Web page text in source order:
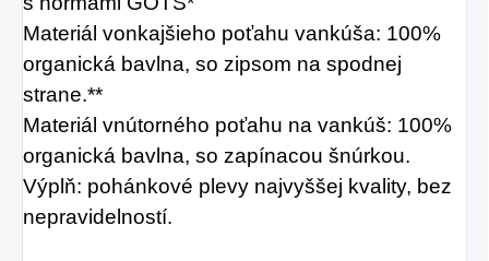
Materiál vonkajšieho poťahu vankúša: 100%
organická bavlna, so zipsom na spodnej
strane.**
Materiál vnútorného poťahu na vankúš: 100%
organická bavlna, so zapínacou šnúrkou.
Výplň: pohánkové plevy najvyššej kvality, bez
nepravidelností.